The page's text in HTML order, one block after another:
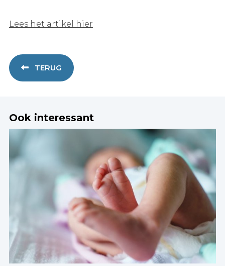
Lees het artikel hier
TERUG
Ook interessant